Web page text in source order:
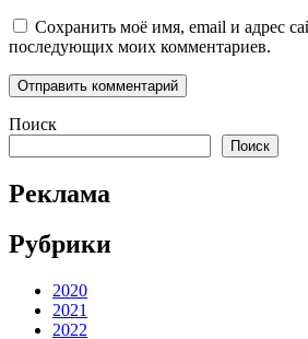
Сохранить моё имя, email и адрес
последующих моих комментариев.
Поиск
Поиск
Реклама
Рубрики
2020
2021
2022